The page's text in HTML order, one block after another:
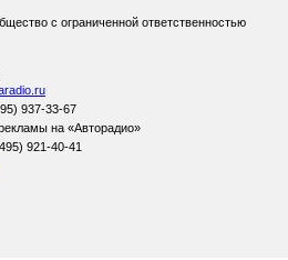
с ограниченной ответственностью
937-33-67
на «Авторадио»
921-40-41